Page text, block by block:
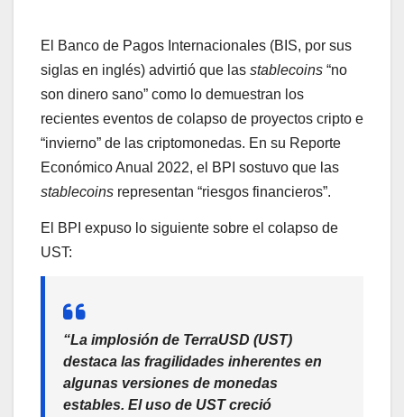
El Banco de Pagos Internacionales (BIS, por sus
siglas en inglés) advirtió que las stablecoins “no
son dinero sano” como lo demuestran los
recientes eventos de colapso de proyectos cripto e
“invierno” de las criptomonedas. En su Reporte
Económico Anual 2022, el BPI sostuvo que las
stablecoins representan “riesgos financieros”.
El BPI expuso lo siguiente sobre el colapso de
UST:
“La implosión de TerraUSD (UST)
destaca las fragilidades inherentes en
algunas versiones de monedas
estables. El uso de UST creció